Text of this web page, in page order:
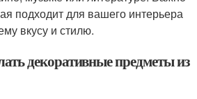
подходит для вашего интерьера
вкусу и стилю.
декоративные предметы из